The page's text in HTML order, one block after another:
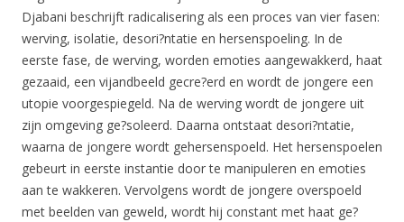
Djabani beschrijft radicalisering als een proces van vier fasen:
werving, isolatie, desori?ntatie en hersenspoeling. In de
eerste fase, de werving, worden emoties aangewakkerd, haat
gezaaid, een vijandbeeld gecre?erd en wordt de jongere een
utopie voorgespiegeld. Na de werving wordt de jongere uit
zijn omgeving ge?soleerd. Daarna ontstaat desori?ntatie,
waarna de jongere wordt gehersenspoeld. Het hersenspoelen
gebeurt in eerste instantie door te manipuleren en emoties
aan te wakkeren. Vervolgens wordt de jongere overspoeld
met beelden van geweld, wordt hij constant met haat ge?